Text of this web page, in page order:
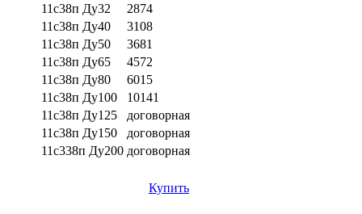
11с38п Ду32
2874
11с38п Ду40
3108
11с38п Ду50
3681
11с38п Ду65
4572
11с38п Ду80
6015
11с38п Ду100
10141
11с38п Ду125
договорная
11с38п Ду150
договорная
11с338п Ду200 договорная
Купить